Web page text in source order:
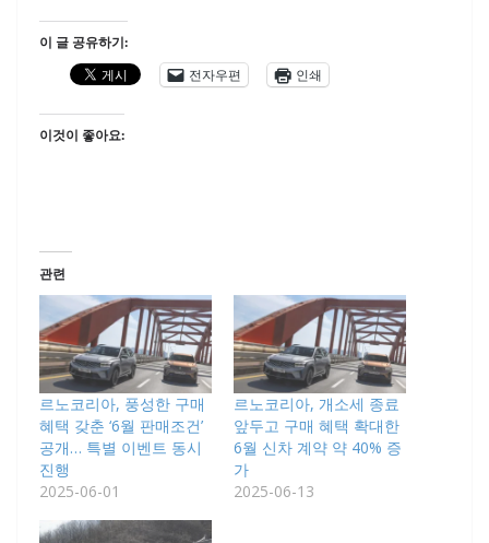
이 글 공유하기:
전자우편
인쇄
이것이 좋아요:
관련
르노코리아, 풍성한 구매
혜택 갖춘 ‘6월 판매조건’
공개… 특별 이벤트 동시
진행
2025-06-01
르노코리아, 개소세 종료
앞두고 구매 혜택 확대한
6월 신차 계약 약 40% 증
가
2025-06-13